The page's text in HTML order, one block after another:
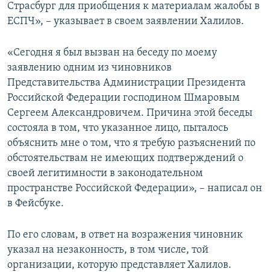
Страсбург для приобщения к материалам жалобы в
ЕСПЧ», – указывает в своем заявлении Халилов.
«Сегодня я был вызван на беседу по моему
заявлению одним из чиновников
Представительства Администрации Президента
Российской Федерации господином Шмаровым
Сергеем Александровичем. Причина этой беседы
состояла в том, что указанное лицо, пыталось
объяснить мне о том, что я требую разъяснений по
обстоятельствам не имеющих подтверждений о
своей легитимности в законодательном
пространстве Российской Федерации», – написал он
в Фейсбуке.
По его словам, в ответ на возражения чиновник
указал на незаконность, в том числе, той
организации, которую представляет Халилов.